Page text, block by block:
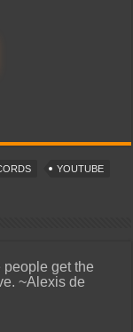
YOUTUBE
people get the
~Alexis de